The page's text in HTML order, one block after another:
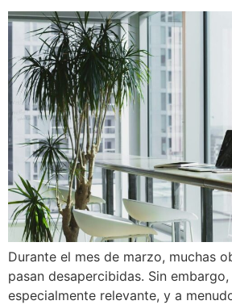
Durante el mes de marzo, muchas
pasan desapercibidas. Sin embargo,
especialmente relevante, y a